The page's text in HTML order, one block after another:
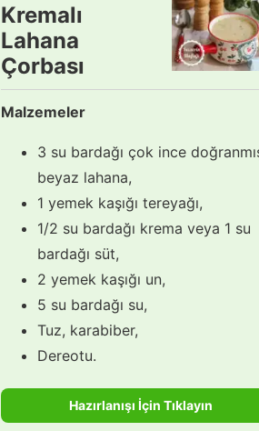
Kremalı
Lahana
Çorbası
Tarifi
Malzemeler
3 su bardağı çok ince
beyaz lahana,
1 yemek kaşığı tereyağı,
1/2 su bardağı krema veya 1 su
bardağı süt,
2 yemek kaşığı un,
5 su bardağı su,
Tuz, karabiber,
Dereotu.
Hazırlanışı İçin Tıklayın